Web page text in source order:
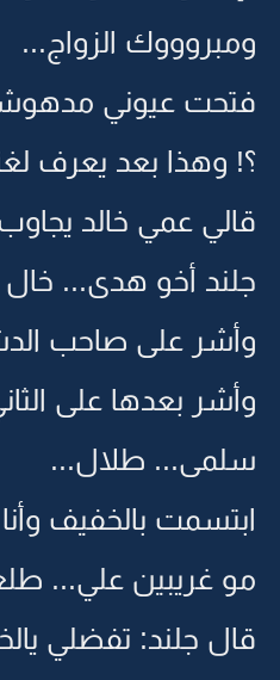
ومبروووك الزواج...
فتحت عيوني
؟! وهذا بعد يعرف
قالي عمي خالد
جلند أخو هدى... خال
وأشر على صاحب
وأشر بعدها على
سلمى... طلال...
ابتسمت بالخفيف
مو غريبين علي...
قال جلند: تفضلي